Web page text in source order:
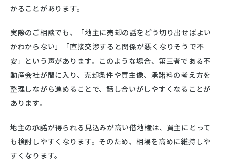
かることがあります。
実際のご相談でも、「地主に売却の話をどう切り出せばよい
かわからない」「直接交渉すると関係が悪くなりそうで不
安」という声があります。このような場合、第三者である不
動産会社が間に入り、売却条件や買主像、承諾料の考え方を
整理しながら進めることで、話し合いがしやすくなることが
あります。
地主の承諾が得られる見込みが高い借地権は、買主にとって
も検討しやすくなります。そのため、相場を高めに維持しや
すくなります。